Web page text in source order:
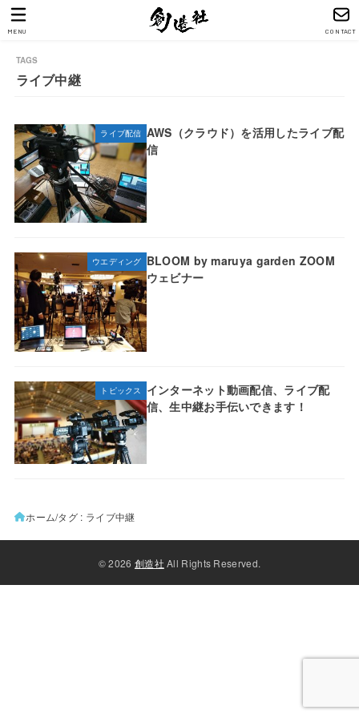
CONTACT
MENU
ライブ中継
ライブ配信 AWS（クラウド）を活用したライブ配
信
ウエディング BLOOM by maruya garden ZOOM
ウェビナー
トピックス
インターネット動画配信、ライブ配
信、生中継お手伝いできます！
ホームタグ : ライブ中継
© 2026 創造社 All Rights Reserved.